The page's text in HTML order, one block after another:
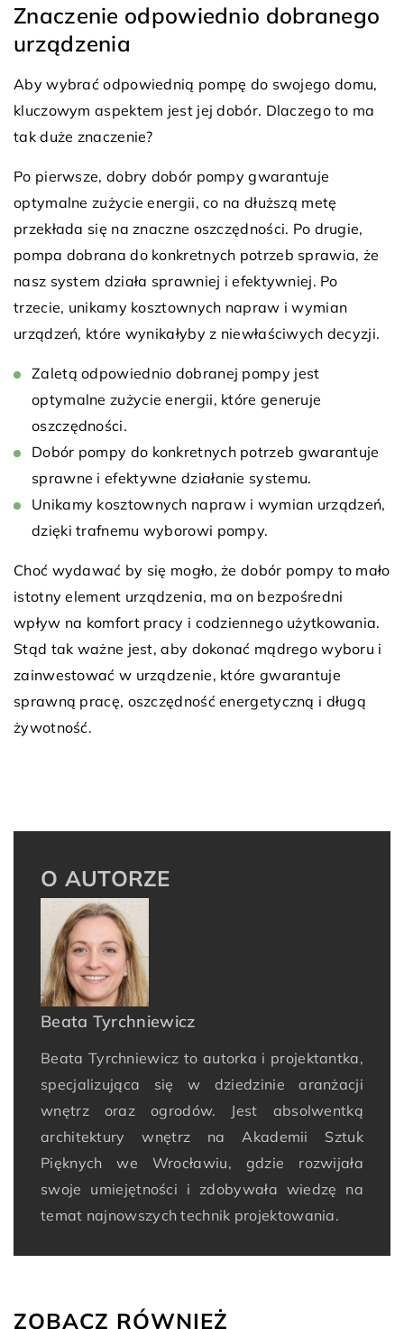
Znaczenie odpowiednio dobranego
urządzenia
Aby wybrać odpowiednią pompę do swojego domu,
kluczowym aspektem jest jej dobór. Dlaczego to ma
tak duże znaczenie?
Po pierwsze, dobry dobór pompy gwarantuje
optymalne zużycie energii, co na dłuższą metę
przekłada się na znaczne oszczędności. Po drugie,
pompa dobrana do konkretnych potrzeb sprawia, że
nasz system działa sprawniej i efektywniej. Po
trzecie, unikamy kosztownych napraw i wymian
urządzeń, które wynikałyby z niewłaściwych decyzji.
Zaletą odpowiednio dobranej pompy jest
optymalne zużycie energii, które generuje
oszczędności.
Dobór pompy do konkretnych potrzeb gwarantuje
sprawne i efektywne działanie systemu.
Unikamy kosztownych napraw i wymian urządzeń,
dzięki trafnemu wyborowi pompy.
Choć wydawać by się mogło, że dobór pompy to mało
istotny element urządzenia, ma on bezpośredni
wpływ na komfort pracy i codziennego użytkowania.
Stąd tak ważne jest, aby dokonać mądrego wyboru i
zainwestować w urządzenie, które gwarantuje
sprawną pracę, oszczędność energetyczną i długą
żywotność.
O AUTORZE
Beata Tyrchniewicz
Beata Tyrchniewicz to autorka i projektantka,
specjalizująca się w dziedzinie aranżacji
wnętrz oraz ogrodów. Jest absolwentką
architektury wnętrz na Akademii Sztuk
Pięknych we Wrocławiu, gdzie rozwijała
swoje umiejętności i zdobywała wiedzę na
temat najnowszych technik projektowania.
ZOBACZ RÓWNIEŻ